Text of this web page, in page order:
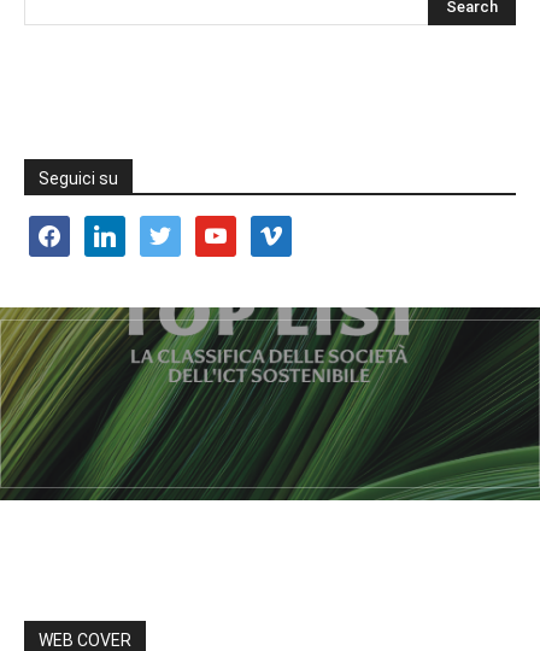
Seguici su
facebooklinkedin twitter youtube vimeo
WEB COVER